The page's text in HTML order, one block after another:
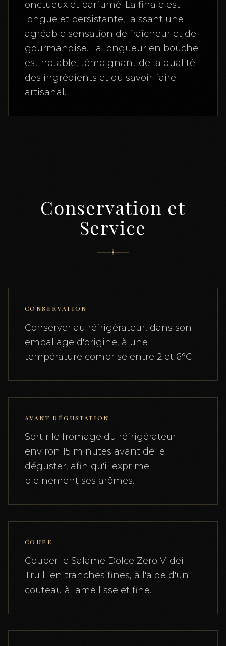
onctueux et parfumé. La finale est
longue et persistante, laissant une
agréable sensation de fraîcheur et de
gourmandise. La longueur en bouche
est notable, témoignant de la qualité
des ingrédients et du savoir-faire
artisanal.
Conservation et
Service
CONSERVATION
Conserver au réfrigérateur, dans son
emballage d'origine, à une
température comprise entre 2 et 6°C.
AVANT DÉGUSTATION
Sortir le fromage du réfrigérateur
environ 15 minutes avant de le
déguster, afin qu'il exprime
pleinement ses arômes.
COUPE
Couper le Salame Dolce Zero V. dei
Trulli en tranches fines, à l'aide d'un
couteau à lame lisse et fine.